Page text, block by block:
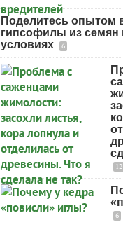
Поделитесь опытом
гипсофилы из
условиях
6
12
6